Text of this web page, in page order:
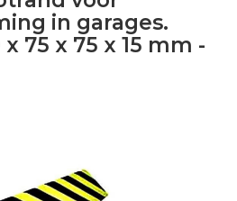
in garages.
75 x 75 x 15 mm -